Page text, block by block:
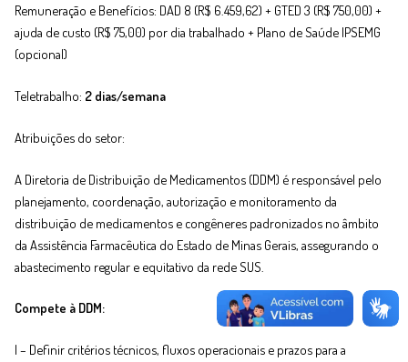
Remuneração e Benefícios: DAD 8 (R$ 6.459,62) + GTED 3 (R$ 750,00) +
ajuda de custo (R$ 75,00) por dia trabalhado + Plano de Saúde IPSEMG
(opcional)
Teletrabalho: 2 dias/semana
Atribuições do setor:
A Diretoria de Distribuição de Medicamentos (DDM) é responsável pelo
planejamento, coordenação, autorização e monitoramento da
distribuição de medicamentos e congêneres padronizados no âmbito
da Assistência Farmacêutica do Estado de Minas Gerais, assegurando o
abastecimento regular e equitativo da rede SUS.
Compete à DDM:
I – Definir critérios técnicos, fluxos operacionais e prazos para a